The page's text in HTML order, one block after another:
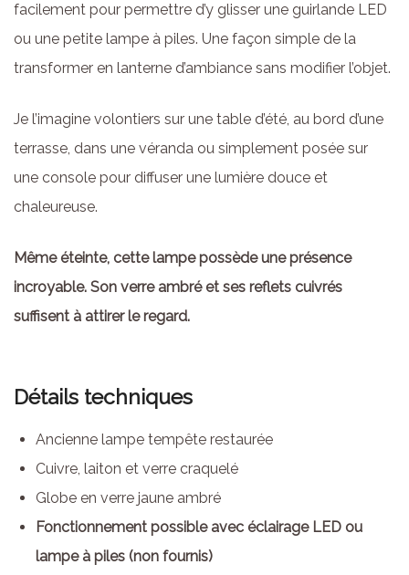
facilement pour permettre d’y glisser une guirlande LED
ou une petite lampe à piles. Une façon simple de la
transformer en lanterne d’ambiance sans modifier l’objet.
Je l’imagine volontiers sur une table d’été, au bord d’une
terrasse, dans une véranda ou simplement posée sur
une console pour diffuser une lumière douce et
chaleureuse.
Même éteinte, cette lampe possède une présence
incroyable. Son verre ambré et ses reflets cuivrés
suffisent à attirer le regard.
Détails techniques
Ancienne lampe tempête restaurée
Cuivre, laiton et verre craquelé
Globe en verre jaune ambré
Fonctionnement possible avec éclairage LED ou
lampe à piles (non fournis)